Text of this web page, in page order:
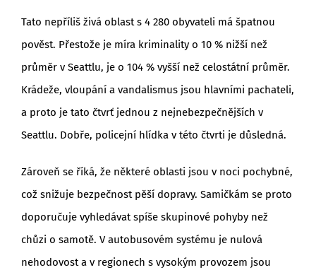
Tato nepříliš živá oblast s 4 280 obyvateli má špatnou
pověst. Přestože je míra kriminality o 10 % nižší než
průměr v Seattlu, je o 104 % vyšší než celostátní průměr.
Krádeže, vloupání a vandalismus jsou hlavními pachateli,
a proto je tato čtvrť jednou z nejnebezpečnějších v
Seattlu. Dobře, policejní hlídka v této čtvrti je důsledná.
Zároveň se říká, že některé oblasti jsou v noci pochybné,
což snižuje bezpečnost pěší dopravy. Samičkám se proto
doporučuje vyhledávat spíše skupinové pohyby než
chůzi o samotě. V autobusovém systému je nulová
nehodovost a v regionech s vysokým provozem jsou